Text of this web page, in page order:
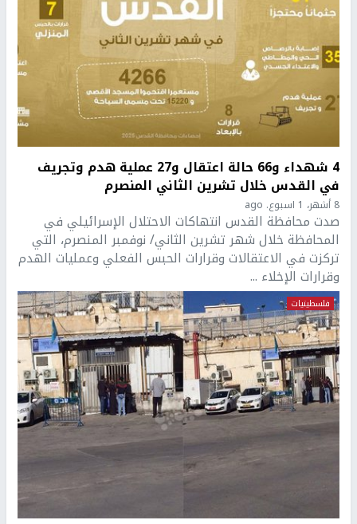
4 شهداء و66 حالة اعتقال و27 عملية هدم وتجريف
في القدس خلال تشرين الثاني المنصرم
8 أشهر، 1 اسبوع. ago
صدت محافظة القدس انتهاكات الاحتلال الإسرائيلي في
المحافظة خلال شهر تشرين الثاني/ نوفمبر المنصرم، التي
تركزت في الاعتقالات وقرارات الحبس الفعلي وعمليات الهدم
وقرارات الإخلاء ...
فلسطينيات